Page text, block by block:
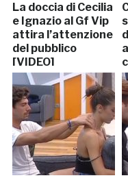
La doccia di Cecilia
e Ignazio al Gf Vip
attira l’attenzione
del pubblico
[VIDEO]